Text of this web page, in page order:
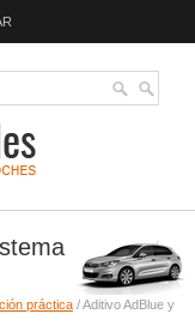
práctica / Aditivo AdBlue y